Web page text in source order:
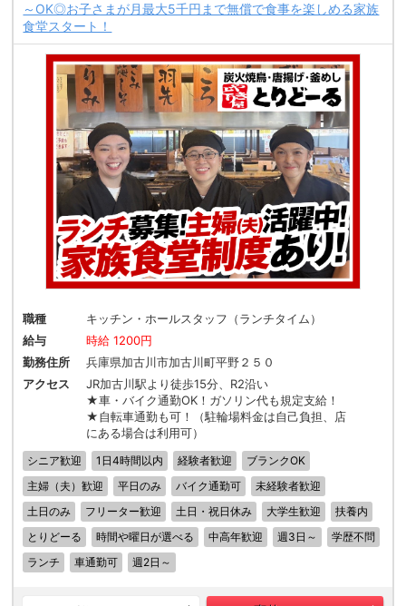
～OK◎お子さまが月最大5千円まで無償で食事を楽しめる家族
食堂スタート！
職種
キッチン・ホールスタッフ（ランチタイム）
給与
時給 1200円
勤務住所
兵庫県加古川市加古川町平野２５０
アクセス
JR加古川駅より徒歩15分、R2沿い
★車・バイク通勤OK！ガソリン代も規定支給！
★自転車通勤も可！（駐輪場料金は自己負担、店
にある場合は利用可）
シニア歓迎 1日4時間以内 経験者歓迎
ブランクOK
主婦（夫）歓迎
平日のみ バイク通勤可
未経験者歓迎
土日のみ
フリーター歓迎 土日・祝日休み 大学生歓迎
扶養内
とりどーる
時間や曜日が選べる 中高年歓迎 週3日～
学歴不問
ランチ
車通勤可 週2日～